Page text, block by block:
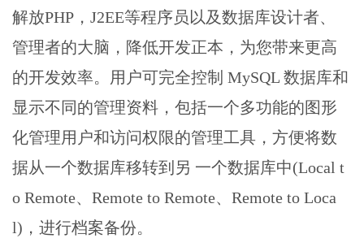
解放PHP，J2EE等程序员以及数据库设计者、
管理者的大脑，降低开发正本，为您带来更高
的开发效率。用户可完全控制 MySQL 数据库和
显示不同的管理资料，包括一个多功能的图形
化管理用户和访问权限的管理工具，方便将数
据从一个数据库移转到另 一个数据库中(Local t
o Remote、Remote to Remote、Remote to Loca
l)，进行档案备份。